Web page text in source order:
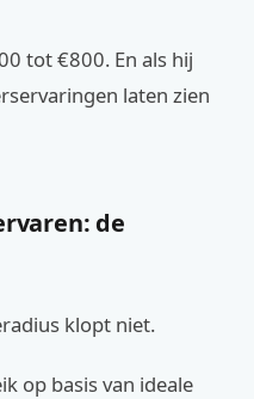
tot €800. En als hij
laten zien
de
klopt niet.
op basis van ideale